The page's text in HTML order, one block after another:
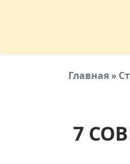
Главная»
7